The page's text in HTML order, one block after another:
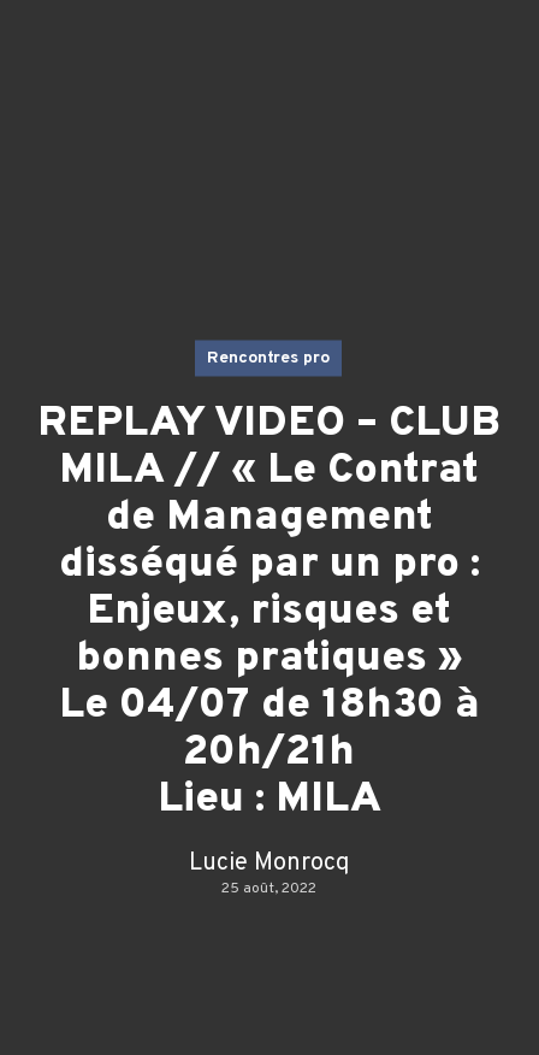
Rencontres pro
REPLAY VIDEO – CLUB
MILA // « Le Contrat
de Management
disséqué par un pro :
Enjeux, risques et
bonnes pratiques »
Le 04/07 de 18h30 à
20h/21h
Lieu : MILA
Lucie Monrocq
25 août, 2022